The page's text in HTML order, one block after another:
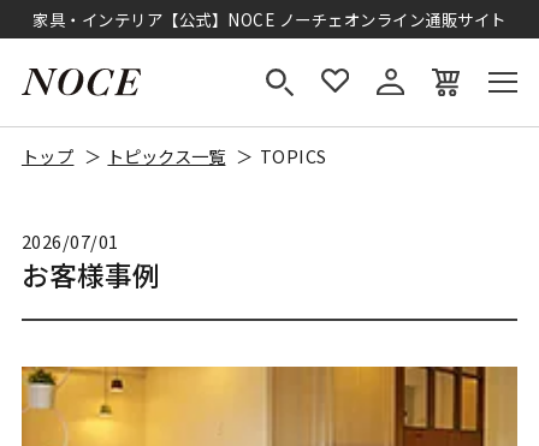
家具・インテリア【公式】NOCE ノーチェオンライン通販サイト
トップ トピックス一覧 TOPICS
2026/07/01
お客様事例